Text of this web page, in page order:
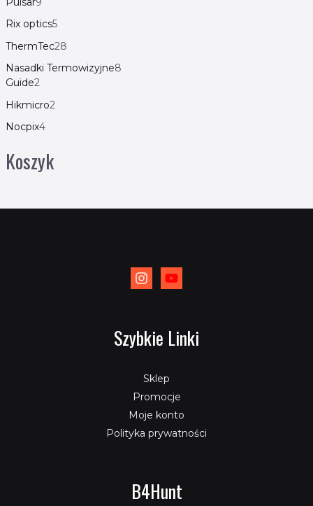
Rix optics5
ThermTec28
Nasadki Termowizyjne8
Guide2
Hikmicro2
Nocpix4
Koszyk
Szybkie Linki
Sklep
Promocje
Moje konto
Polityka prywatności
B4Hunt